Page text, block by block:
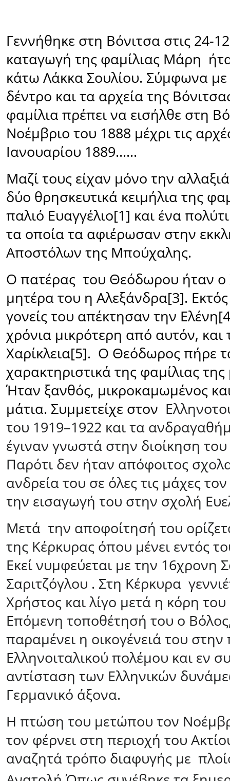
Γεννήθηκε στη Βόνιτσα στις 24-
καταγωγή της φαμίλιας Μάρη
κάτω Λάκκα Σουλίου. Σύμφωνα με
δέντρο και τα αρχεία της
φαμίλια πρέπει να εισήλθε στη
Νοέμβριο του 1888 μέχρι τις
Ιανουαρίου 1889......
Μαζί τους είχαν μόνο την
δύο θρησκευτικά κειμήλια της
παλιό Ευαγγέλιο[1] και ένα
τα οποία τα αφιέρωσαν στην
Αποστόλων της Μπούχαλης.
Ο πατέρας του Θεόδωρου ήταν ο
μητέρα του η Αλεξάνδρα[3].
γονείς του απέκτησαν την Ελένη
χρόνια μικρότερη από αυτόν, και
Χαρίκλεια[5]. Ο Θεόδωρος πήρε
χαρακτηριστικά της φαμίλιας
Ήταν ξανθός, μικροκαμωμένος
μάτια. Συμμετείχε στον
του 1919–1922 και τα
έγιναν γνωστά στην διοίκηση
Παρότι δεν ήταν απόφοιτος
ανδρεία του σε όλες τις μάχες
την εισαγωγή του στην σχολή
Μετά την αποφοίτησή του
της Κέρκυρας όπου μένει εντός
Εκεί νυμφεύεται με την 16χρονη
Σαριτζόγλου . Στη Κέρκυρα
Χρήστος και λίγο μετά η κόρη
Επόμενη τοποθέτησή του ο
παραμένει η οικογένειά του στην
Ελληνοιταλικού πολέμου και εν
αντίσταση των Ελληνικών
Γερμανικό άξονα.
Η πτώση του μετώπου τον
τον φέρνει στη περιοχή του
αναζητά τρόπο διαφυγής με